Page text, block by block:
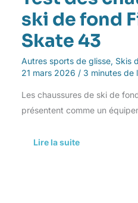
ski de fond
Skate 43
Autres sports de glisse, Skis
21 mars 2026 / 3 minutes de
Les chaussures de ski de
présentent comme un
Lire la suite